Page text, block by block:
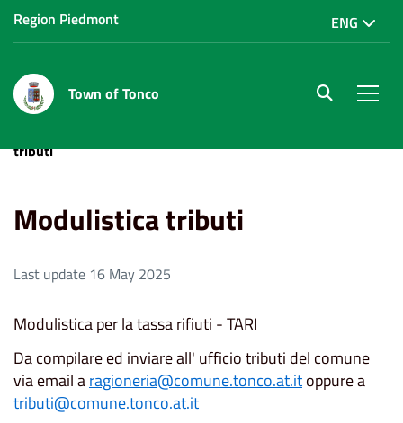
Region Piedmont ENG
Town of Tonco site.searc
tributi
Modulistica tributi
Last update 16 May 2025
Modulistica per la tassa rifiuti - TARI
Da compilare ed inviare all' ufficio tributi del comune
via email aragioneria@comune.tonco.at.itoppure a
tributi@comune.tonco.at.it